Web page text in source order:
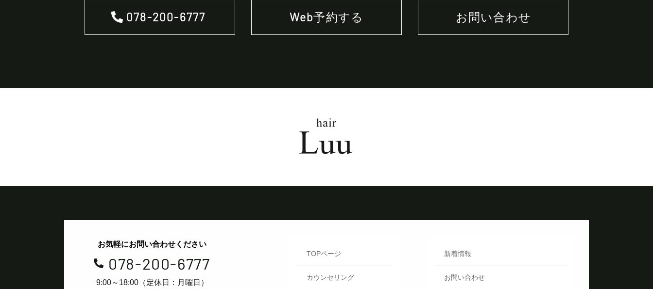
078-200-6777 Web予約する お問い合わせ
お気軽にお問い合わせください
 078-200-6777
9:00～18:00（定休日：月曜日）
TOPページ
カウンセリング
新着情報
お問い合わせ